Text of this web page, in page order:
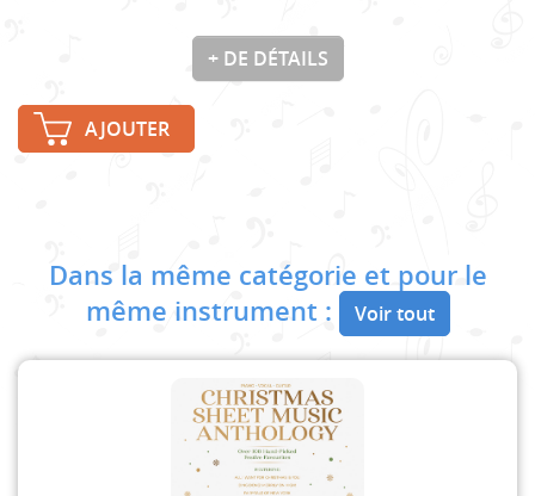
+ DE DÉTAILS
AJOUTER
Dans la même catégorie et pour le
même instrument :
Voir tout